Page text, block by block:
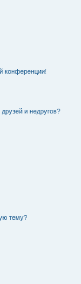
конференции!
и недругов?
тему?